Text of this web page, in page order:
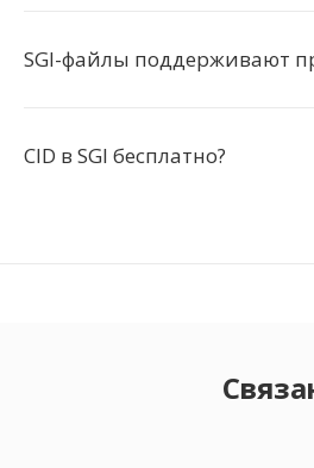
SGI-файлы поддерживают
CID в SGI бесплатно?